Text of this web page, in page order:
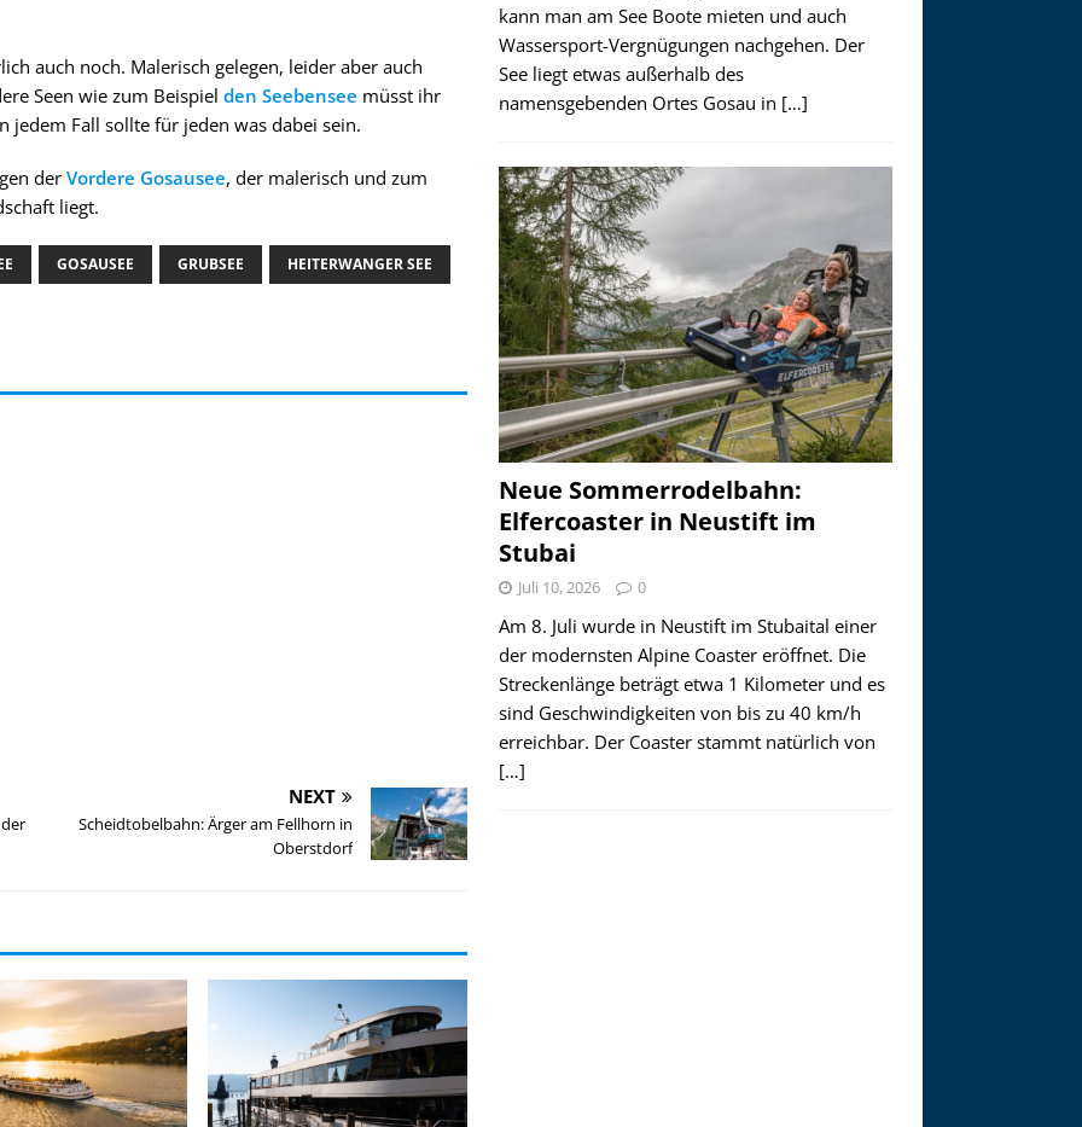
auch noch. Malerisch gelegen, leider aber auch
Seen wie zum Beispiel den Seebensee müsst ihr
jedem Fall sollte für jeden was dabei sein.
der Vordere Gosausee, der malerisch und zum
liegt.
GOSAUSEE GRUBSEE HEITERWANGER SEE
NEXT
Scheidtobelbahn: Ärger am Fellhorn in
Oberstdorf
kann man am See Boote mieten und auch
Wassersport-Vergnügungen nachgehen. Der
See liegt etwas außerhalb des
namensgebenden Ortes Gosau in […]
Neue Sommerrodelbahn:
Elfercoaster in Neustift im
Stubai
Juli 10, 2026 0
Am 8. Juli wurde in Neustift im Stubaital einer
der modernsten Alpine Coaster eröffnet. Die
Streckenlänge beträgt etwa 1 Kilometer und es
sind Geschwindigkeiten von bis zu 40 km/h
erreichbar. Der Coaster stammt natürlich von
[…]